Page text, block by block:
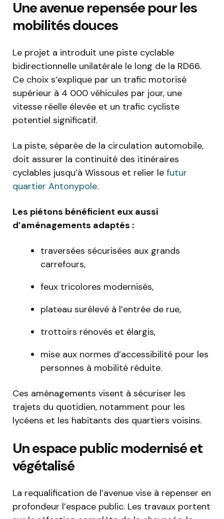
Une avenue repensée pour les
mobilités douces
Le projet a introduit une piste cyclable
bidirectionnelle unilatérale le long de la RD66.
Ce choix s’explique par un trafic motorisé
supérieur à 4 000 véhicules par jour, une
vitesse réelle élevée et un trafic cycliste
potentiel significatif.
La piste, séparée de la circulation automobile,
doit assurer la continuité des itinéraires
cyclables jusqu’à Wissous et relier le futur
quartier Antonypole.
Les piétons bénéficient eux aussi
d’aménagements adaptés :
traversées sécurisées aux grands
carrefours,
feux tricolores modernisés,
plateau surélevé à l’entrée de rue,
trottoirs rénovés et élargis,
mise aux normes d’accessibilité pour les
personnes à mobilité réduite.
Ces aménagements visent à sécuriser les
trajets du quotidien, notamment pour les
lycéens et les habitants des quartiers voisins.
Un espace public modernisé et
végétalisé
La requalification de l’avenue vise à repenser en
profondeur l’espace public. Les travaux portent